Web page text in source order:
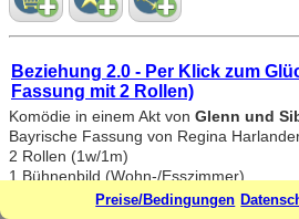
Preise/Bedingungen
Beziehung 2.0 - Per Klick zum
Fassung mit 2 Rollen)
Komödie in einem Akt von Glenn und
Bayrische Fassung von Regina
2 Rollen (1w/1m)
1 Bühnenbild (Wohn-/Esszimmer)
Spieldauer ca. 60 Minuten